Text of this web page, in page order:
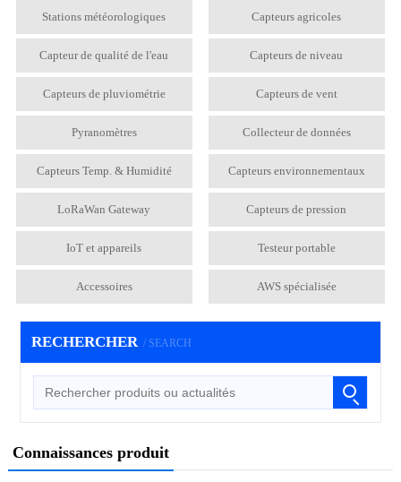
Stations météorologiques Capteurs agricoles
Capteur de qualité de l'eau Capteurs de niveau
Capteurs de pluviométrie Capteurs de vent
Pyranomètres Collecteur de données
Capteurs Temp. & Humidité Capteurs environnementaux
LoRaWan Gateway Capteurs de pression
IoT et appareils Testeur portable
Accessoires AWS spécialisée
RECHERCHER / SEARCH
Connaissances produit